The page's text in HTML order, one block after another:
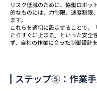
リスク低減のために、協働ロボッ
的なものには、力制限、速度制限
ます。
これらを適切に設定することで、
たらすぐに止まる」といった安全
ず、自社の作業に合った制御設計
ステップ⑤：作業